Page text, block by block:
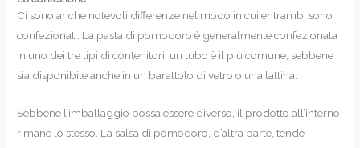
Ci sono anche notevoli differenze nel modo in cui entrambi sono
confezionati. La pasta di pomodoro è generalmente confezionata
in uno dei tre tipi di contenitori; un tubo è il più comune, sebbene
sia disponibile anche in un barattolo di vetro o una lattina.
Sebbene l’imballaggio possa essere diverso, il prodotto all’interno
rimane lo stesso. La salsa di pomodoro, d’altra parte, tende